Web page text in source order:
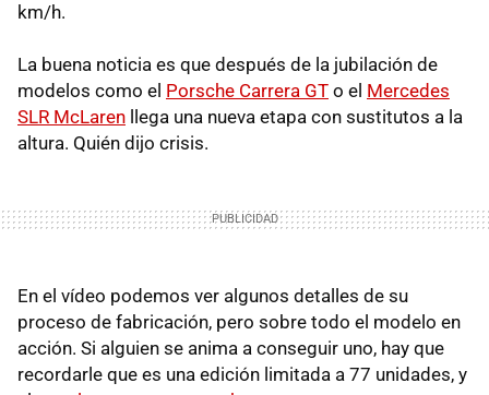
km/h.
La buena noticia es que después de la jubilación de
modelos como el Porsche Carrera GT o el Mercedes
SLR McLaren llega una nueva etapa con sustitutos a la
altura. Quién dijo crisis.
En el vídeo podemos ver algunos detalles de su
proceso de fabricación, pero sobre todo el modelo en
acción. Si alguien se anima a conseguir uno, hay que
recordarle que es una edición limitada a 77 unidades, y